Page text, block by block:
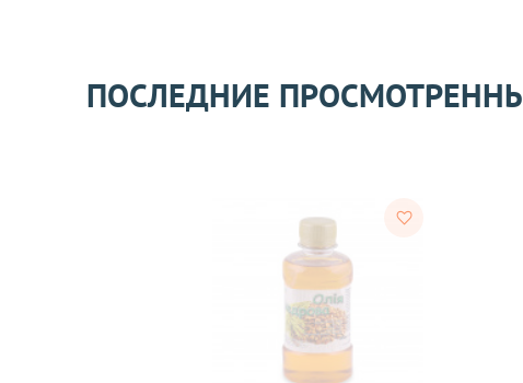
после получения товара покупателем.
в соответствии с требованиями законодательства. Возврат
товаров осуществляется по договоренности.
тем же способом, которым была совершена оплата товара.
надлежащего качества, если они относятся к
ПОСЛЕДНИЕ